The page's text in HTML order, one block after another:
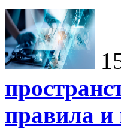
правила и